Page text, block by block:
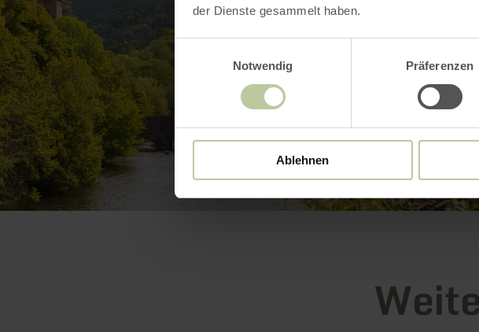
der Dienste gesammelt haben.
Notwendig
Präferenzen
Ablehnen